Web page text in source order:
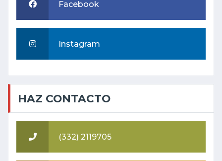
Facebook
Instagram
HAZ CONTACTO
(332) 2119705